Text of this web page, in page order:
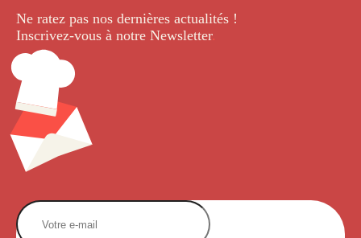
Ne ratez pas nos dernières actualités !
Inscrivez-vous à notre Newsletter.